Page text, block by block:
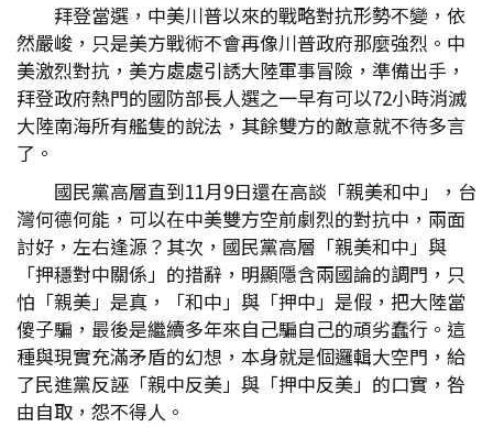
拜登當選，中美川普以來的戰略對抗形勢不變，依
然嚴峻，只是美方戰術不會再像川普政府那麼強烈。中
美激烈對抗，美方處處引誘大陸軍事冒險，準備出手，
拜登政府熱門的國防部長人選之一早有可以72小時消滅
大陸南海所有艦隻的說法，其餘雙方的敵意就不待多言
了。
國民黨高層直到11月9日還在高談「親美和中」，台
灣何德何能，可以在中美雙方空前劇烈的對抗中，兩面
討好，左右逢源？其次，國民黨高層「親美和中」與
「押穩對中關係」的措辭，明顯隱含兩國論的調門，只
怕「親美」是真，「和中」與「押中」是假，把大陸當
傻子騙，最後是繼續多年來自己騙自己的頑劣蠢行。這
種與現實充滿矛盾的幻想，本身就是個邏輯大空門，給
了民進黨反誣「親中反美」與「押中反美」的口實，咎
由自取，怨不得人。